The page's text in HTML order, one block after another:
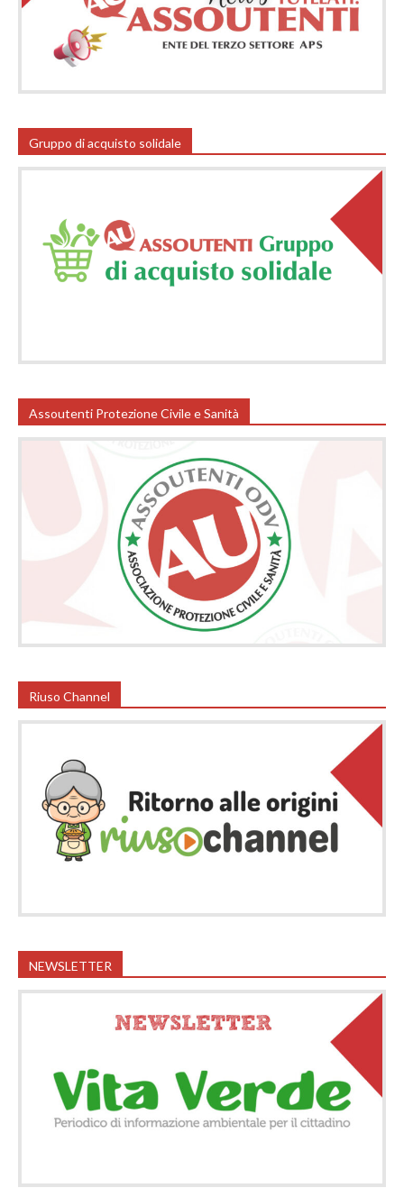
Gruppo di acquisto solidale
Assoutenti Protezione Civile e Sanità
Riuso Channel
NEWSLETTER